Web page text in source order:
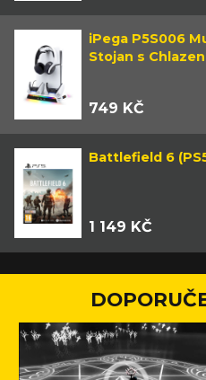
iPega P5S006
Stojan s
749 KČ
Battlefield 6
1 149 KČ